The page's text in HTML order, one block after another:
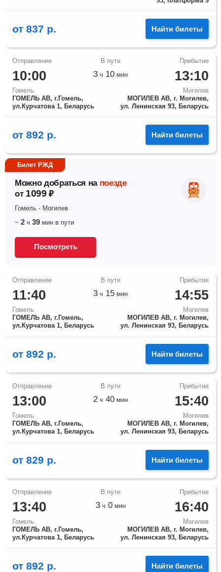
от 837 р. Найти билеты
10:00
Гомель
ГОМЕЛЬ АВ, г.Гомель,
ул.Курчатова 1, Беларусь
13:10
Могилев
МОГИЛЕВ АВ, г. Могилев,
ул. Ленинская 93, Беларусь
3 ч 10 мин
от 892 р. Найти билеты
Билет РЖД
Можно добраться на поезде
от 1099 ₽
Гомель - Могилев
~ 2 ч 39 мин в пути
Посмотреть
11:40
Гомель
ГОМЕЛЬ АВ, г.Гомель,
ул.Курчатова 1, Беларусь
14:55
Могилев
МОГИЛЕВ АВ, г. Могилев,
ул. Ленинская 93, Беларусь
3 ч 15 мин
от 892 р. Найти билеты
13:00
Гомель
ГОМЕЛЬ АВ, г.Гомель,
ул.Курчатова 1, Беларусь
15:40
Могилев
МОГИЛЕВ АВ, г. Могилев,
ул. Ленинская 93, Беларусь
2 ч 40 мин
от 829 р. Найти билеты
13:40
Гомель
ГОМЕЛЬ АВ, г.Гомель,
ул.Курчатова 1, Беларусь
16:40
Могилев
МОГИЛЕВ АВ, г. Могилев,
ул. Ленинская 93, Беларусь
3ч 0мин
от 892 р. Найти билеты